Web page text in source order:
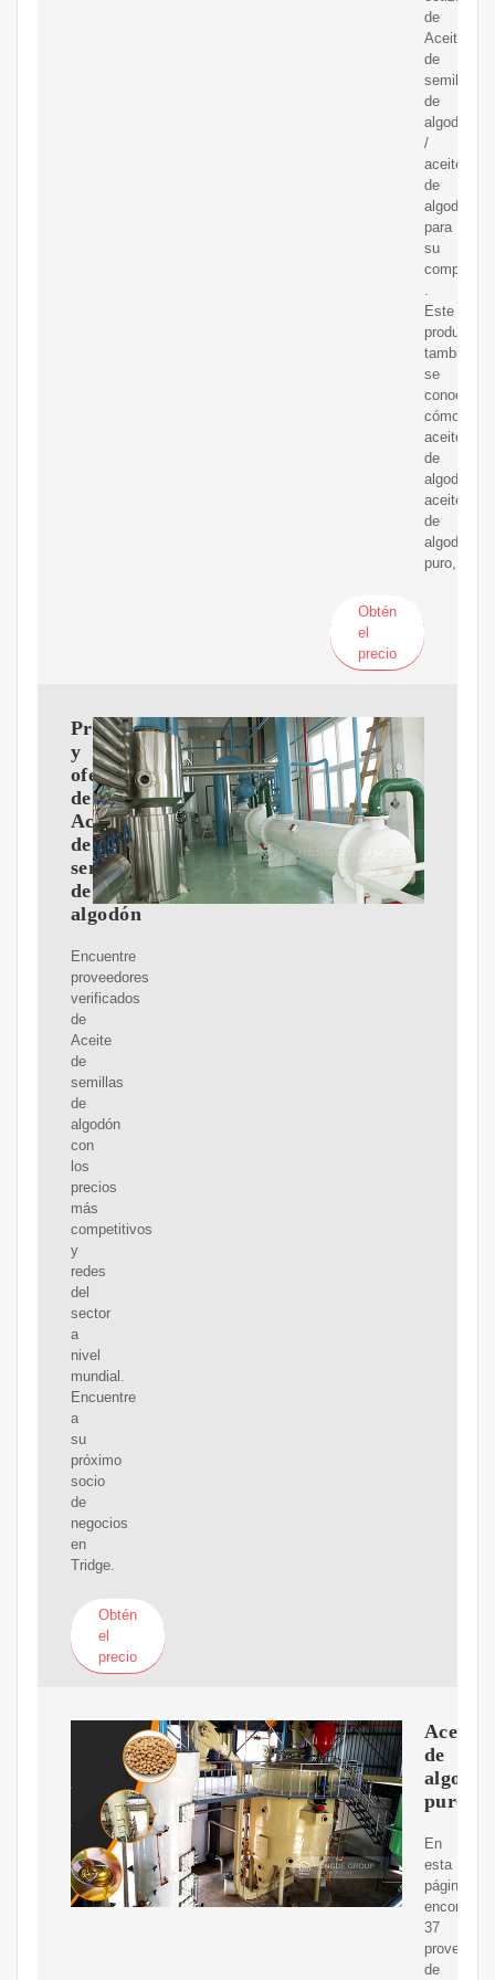
de
Aceite
de
semilla
de
algodon
/
aceite
de
algodon
para
su
compra
Este
producto
también
se
conoce
cómo
aceite
de
algodon,
aceite
de
algodon
puro,
Obtén
el
precio
Proveedores
y
ofertas
de
Aceite
de
semillas
de
algodón
Encuentre
proveedores
verificados
de
Aceite
de
semillas
de
algodón
con
los
precios
más
competitivos
y
redes
del
sector
a
nivel
mundial.
Encuentre
a
su
próximo
socio
de
negocios
en
Tridge.
Obtén
el
precio
Aceite
de
algodon
puro
En
esta
página
37
de